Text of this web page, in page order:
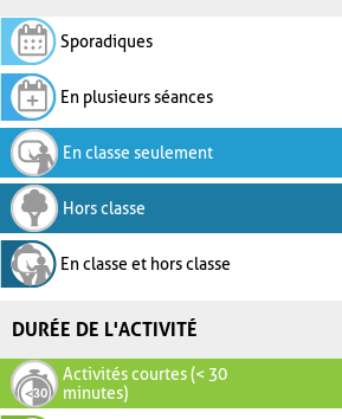
Sporadiques
En plusieurs séances
En classe seulement
Hors classe
En classe et hors classe
DURÉE DE L'ACTIVITÉ
Activités courtes (< 30
minutes)